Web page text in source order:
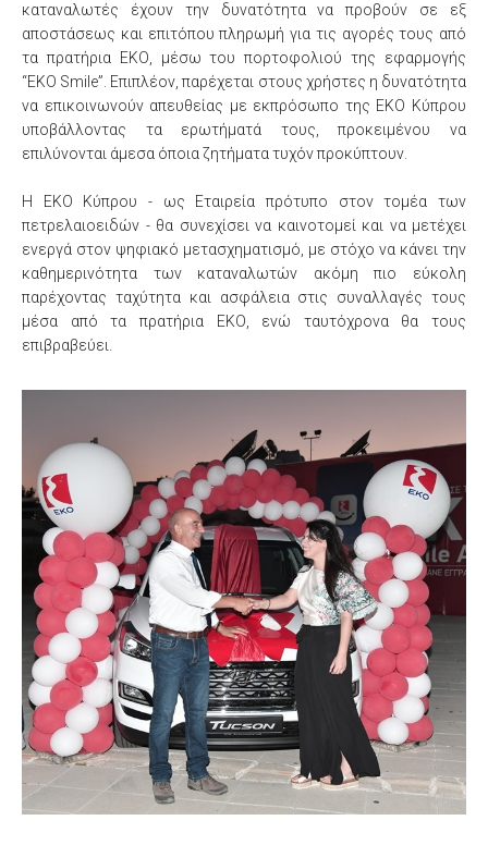
καταναλωτές έχουν την δυνατότητα να προβούν σε εξ
αποστάσεως και επιτόπου πληρωμή για τις αγορές τους από
τα πρατήρια ΕΚΟ, μέσω του πορτοφολιού της εφαρμογής
“EKO Smile”. Επιπλέον, παρέχεται στους χρήστες η δυνατότητα
να επικοινωνούν απευθείας με εκπρόσωπο της ΕΚΟ Κύπρου
υποβάλλοντας τα ερωτήματά τους, προκειμένου να
επιλύνονται άμεσα όποια ζητήματα τυχόν προκύπτουν.
Η ΕΚΟ Κύπρου - ως Εταιρεία πρότυπο στον τομέα των
πετρελαιοειδών - θα συνεχίσει να καινοτομεί και να μετέχει
ενεργά στον ψηφιακό μετασχηματισμό, με στόχο να κάνει την
καθημερινότητα των καταναλωτών ακόμη πιο εύκολη
παρέχοντας ταχύτητα και ασφάλεια στις συναλλαγές τους
μέσα από τα πρατήρια ΕΚΟ, ενώ ταυτόχρονα θα τους
επιβραβεύει.